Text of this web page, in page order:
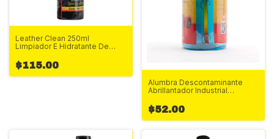
Leather Clean 250ml
Limpiador E Hidratante De
$115.00
Alumbra Descontaminante
Abrillantador Industrial
$52.00